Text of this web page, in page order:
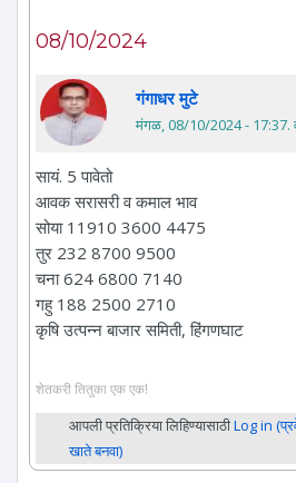
08/10/2024
गंगाधर मुटे
मंगळ, 08/10/2024 - 17:37.
सायं. 5 पावेतो
आवक सरासरी व कमाल भाव
सोया 11910 3600 4475
तुर 232 8700 9500
चना 624 6800 7140
गहु 188 2500 2710
कृषि उत्पन्न बाजार समिती, हिंगणघाट
शेतकरी तितुका एक एक!
आपली प्रतिक्रिया लिहिण्यासाठीLog in
खाते बनवा)